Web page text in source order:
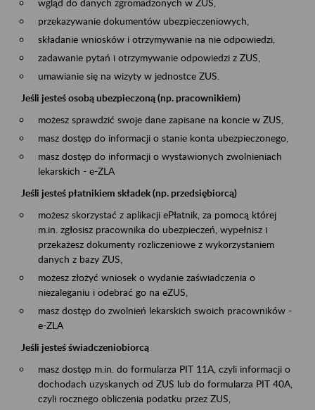
wgląd do danych zgromadzonych w ZUS,
przekazywanie dokumentów ubezpieczeniowych,
składanie wniosków i otrzymywanie na nie odpowiedzi,
zadawanie pytań i otrzymywanie odpowiedzi z ZUS,
umawianie się na wizyty w jednostce ZUS.
Jeśli jesteś osobą ubezpieczoną (np. pracownikiem)
możesz sprawdzić swoje dane zapisane na koncie w ZUS,
masz dostęp do informacji o stanie konta ubezpieczonego,
masz dostęp do informacji o wystawionych zwolnieniach
lekarskich - e-ZLA
Jeśli jesteś płatnikiem składek (np. przedsiębiorcą)
możesz skorzystać z aplikacji ePłatnik, za pomocą której
m.in. zgłosisz pracownika do ubezpieczeń, wypełnisz i
przekażesz dokumenty rozliczeniowe z wykorzystaniem
danych z bazy ZUS,
możesz złożyć wniosek o wydanie zaświadczenia o
niezaleganiu i odebrać go na eZUS,
masz dostęp do zwolnień lekarskich swoich pracowników -
e-ZLA
Jeśli jesteś świadczeniobiorcą
masz dostęp m.in. do formularza PIT 11A, czyli informacji o
dochodach uzyskanych od ZUS lub do formularza PIT 40A,
czyli rocznego obliczenia podatku przez ZUS,